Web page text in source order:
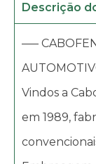
Descrição
—–
Vindos a
em 1989,